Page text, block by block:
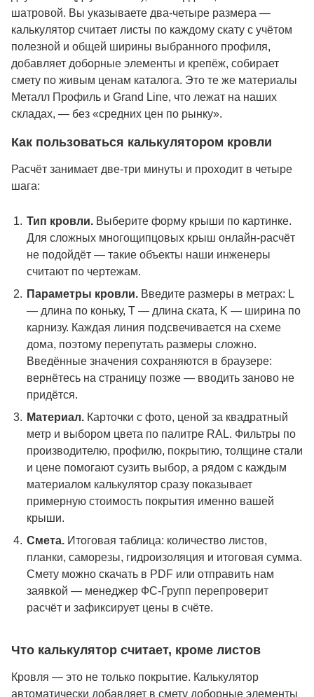
шатровой. Вы указываете два-четыре размера —
калькулятор считает листы по каждому скату с учётом
полезной и общей ширины выбранного профиля,
добавляет доборные элементы и крепёж, собирает
смету по живым ценам каталога. Это те же материалы
Металл Профиль и Grand Line, что лежат на наших
складах, — без «средних цен по рынку».
Как пользоваться калькулятором кровли
Расчёт занимает две-три минуты и проходит в четыре
шага:
Тип кровли. Выберите форму крыши по картинке.
Для сложных многощипцовых крыш онлайн-расчёт
не подойдёт — такие объекты наши инженеры
считают по чертежам.
Параметры кровли. Введите размеры в метрах: L
— длина по коньку, T — длина ската, K — ширина по
карнизу. Каждая линия подсвечивается на схеме
дома, поэтому перепутать размеры сложно.
Введённые значения сохраняются в браузере:
вернётесь на страницу позже — вводить заново не
придётся.
Материал. Карточки с фото, ценой за квадратный
метр и выбором цвета по палитре RAL. Фильтры по
производителю, профилю, покрытию, толщине стали
и цене помогают сузить выбор, а рядом с каждым
материалом калькулятор сразу показывает
примерную стоимость покрытия именно вашей
крыши.
Смета. Итоговая таблица: количество листов,
планки, саморезы, гидроизоляция и итоговая сумма.
Смету можно скачать в PDF или отправить нам
заявкой — менеджер ФС-Групп перепроверит
расчёт и зафиксирует цены в счёте.
Что калькулятор считает, кроме листов
Кровля — это не только покрытие. Калькулятор
автоматически добавляет в смету доборные элементы